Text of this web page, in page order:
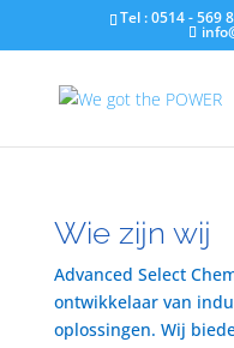
Tel : 0514 - 569
Wie zijn wij
Advanced Select
ontwikkelaar van
oplossingen. Wij